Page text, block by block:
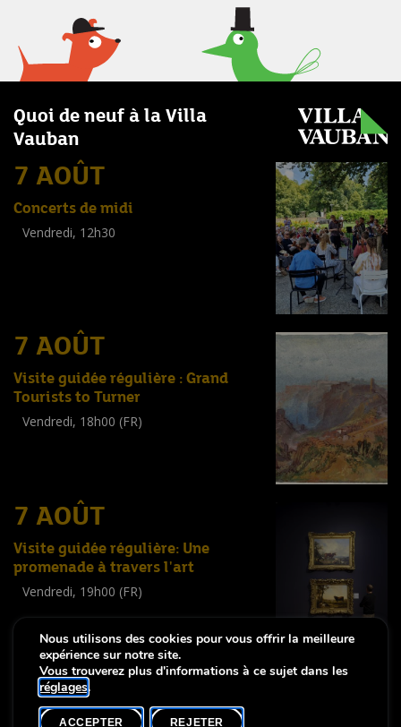
Quoi de neuf à la Villa
Vauban
7 AOÛT
Concerts de midi
Vendredi, 12h30
7 AOÛT
Visite guidée régulière : Grand
Tourists to Turner
Vendredi, 18h00 (FR)
7 AOÛT
Visite guidée régulière: Une
promenade à travers l'art
Vendredi, 19h00 (FR)
Tout public )
Notice légale-
Nous utilisons des cookies pour vous offrir la meilleure
expérience sur notre site.
Vous trouverez plus d'informations à ce sujet dans les
réglages.
ACCEPTER REJETER